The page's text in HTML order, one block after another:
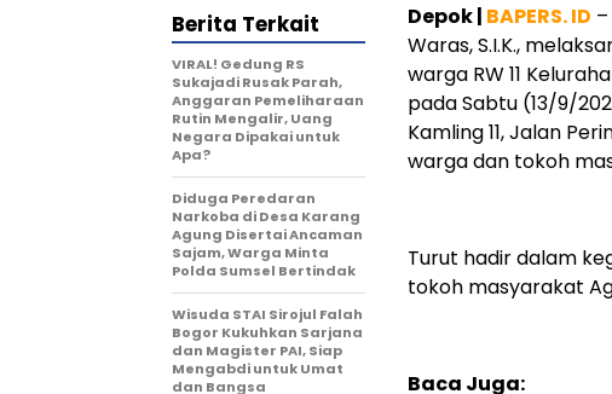
Depok | BAPERS. ID
Waras, S.I.K.,
warga RW 11
pada Sabtu (13/9/
Kamling 11, Jalan
warga dan tokoh
Turut hadir dalam
tokoh masyarakat
Baca Juga:
Berita Terkait
VIRAL! Gedung RS
Sukajadi Rusak Parah,
Anggaran Pemeliharaan
Rutin Mengalir, Uang
Negara Dipakai untuk
Apa?
Diduga Peredaran
Narkoba di Desa Karang
Agung Disertai Ancaman
Sajam, Warga Minta
Polda Sumsel Bertindak
Wisuda STAI Sirojul Falah
Bogor Kukuhkan Sarjana
dan Magister PAI, Siap
Mengabdi untuk Umat
dan Bangsa